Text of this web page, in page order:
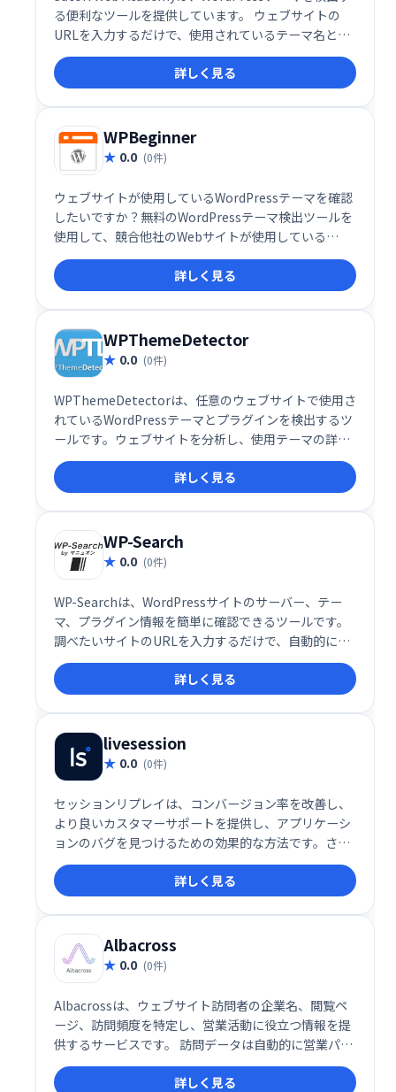
る便利なツールを提供しています。 ウェブサイトの
URLを入力するだけで、使用されているテーマ名とそ
の公式サイトへのリンクを簡単に見つけることができ
ます。 お気に入りのテーマを探したり、デザインの参
考にする際に役立つ、手軽で迅速なWordPressテーマ
検出器です。
詳しく見る
WPBeginner
0.0 (0件)
ウェブサイトが使用しているWordPressテーマを確認
したいですか？無料のWordPressテーマ検出ツールを
使用して、競合他社のWebサイトが使用している
WordPressテーマを確認します。
詳しく見る
WPThemeDetector
0.0 (0件)
WPThemeDetectorは、任意のウェブサイトで使用さ
れているWordPressテーマとプラグインを検出するツ
ールです。ウェブサイトを分析し、使用テーマの詳細
情報（開発者サイトへのリンク含む）と使用プラグイ
ンの一覧を提供します。ウェブサイト構築のヒントや
参考情報を得るのに役立ちます。
詳しく見る
WP-Search
0.0 (0件)
WP-Searchは、WordPressサイトのサーバー、テー
マ、プラグイン情報を簡単に確認できるツールです。
調べたいサイトのURLを入力するだけで、自動的にカ
テゴリー分類された情報を取得。デザイン参考サイト
探しにも役立ちます。ギャラリーサイトや事例集とし
ても活用可能です。
詳しく見る
livesession
0.0 (0件)
セッションリプレイは、コンバージョン率を改善し、
より良いカスタマーサポートを提供し、アプリケーシ
ョンのバグを見つけるための効果的な方法です。さら
に、LiveSessionには高度なフィルタリング機能が付
属しており、カスタムセグメントを作成できます。こ
れらの機能は、ユーザーの行動についてより多くの洞
察を得るのに役立ちます。
詳しく見る
Albacross
0.0 (0件)
Albacrossは、ウェブサイト訪問者の企業名、閲覧ペ
ージ、訪問頻度を特定し、営業活動に役立つ情報を提
供するサービスです。 訪問データは自動的に営業パイ
プラインに追加され、リード獲得の効率化を実現しま
す。 新たな顧客開拓に繋がる、強力な営業支援ツール
詳しく見る